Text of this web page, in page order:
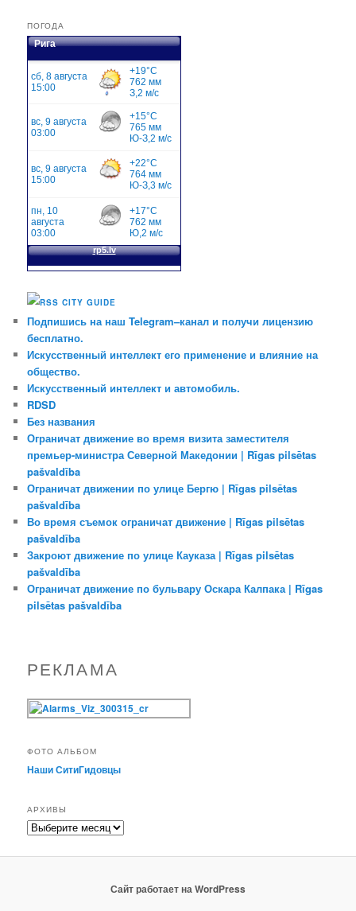
ПОГОДА
Рига
CITY GUIDE
Подпишись на наш Telegram–канал и получи лицензию
бесплатно.
Искусственный интеллект его применение и влияние на
общество.
Искусственный интеллект и автомобиль.
RDSD
Без названия
Ограничат движение во время визита заместителя
премьер-министра Северной Македонии | Rīgas pilsētas
pašvaldība
Ограничат движении по улице Бергю | Rīgas pilsētas
pašvaldība
Во время съемок ограничат движение | Rīgas pilsētas
pašvaldība
Закроют движение по улице Кауказа | Rīgas pilsētas
pašvaldība
Ограничат движение по бульвару Оскара Калпака | Rīgas
pilsētas pašvaldība
РЕКЛАМА
ФОТО АЛЬБОМ
Наши СитиГидовцы
АРХИВЫ
Архивы
Сайт работает на WordPress